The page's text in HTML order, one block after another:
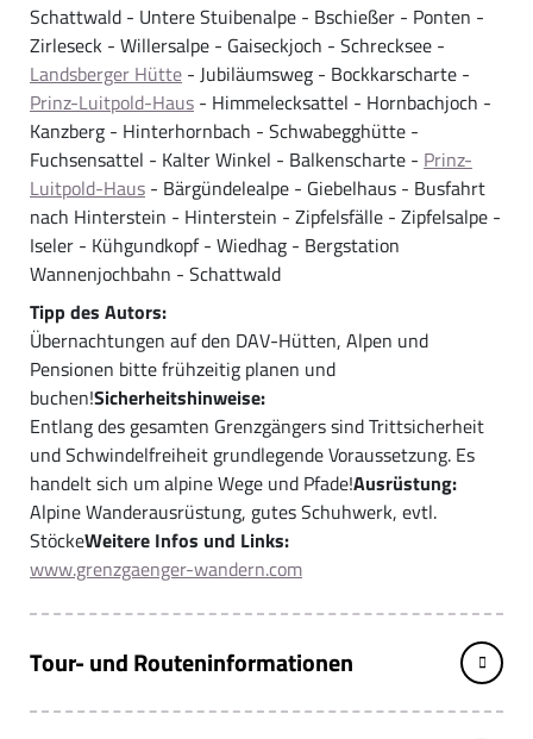
Schattwald - Untere Stuibenalpe - Bschießer - Ponten -
Zirleseck - Willersalpe - Gaiseckjoch - Schrecksee -
Landsberger Hütte - Jubiläumsweg - Bockkarscharte -
Prinz-Luitpold-Haus - Himmelecksattel - Hornbachjoch -
Kanzberg - Hinterhornbach - Schwabegghütte -
Fuchsensattel - Kalter Winkel - Balkenscharte - Prinz-
Luitpold-Haus - Bärgündelealpe - Giebelhaus - Busfahrt
nach Hinterstein - Hinterstein - Zipfelsfälle - Zipfelsalpe -
Iseler - Kühgundkopf - Wiedhag - Bergstation
Wannenjochbahn - Schattwald
Tipp des Autors:
Übernachtungen auf den DAV-Hütten, Alpen und
Pensionen bitte frühzeitig planen und
buchen!Sicherheitshinweise:
Entlang des gesamten Grenzgängers sind Trittsicherheit
und Schwindelfreiheit grundlegende Voraussetzung. Es
handelt sich um alpine Wege und Pfade!Ausrüstung:
Alpine Wanderausrüstung, gutes Schuhwerk, evtl.
StöckeWeitere Infos und Links:
www.grenzgaenger-wandern.com
Tour- und Routeninformationen